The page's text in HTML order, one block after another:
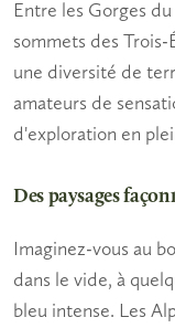
Entre les Gorges
sommets des
une diversité de
amateurs de
d'exploration en
Des paysages
Imaginez-vous au
dans le vide, à
bleu intense. Les